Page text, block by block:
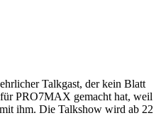
Talkgast, der kein Blatt
PRO7MAX gemacht hat, weil
ihm. Die Talkshow wird ab 22